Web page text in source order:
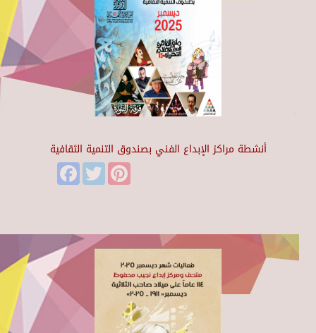
أنشطة مراكز الإبداع الفني بصندوق التنمية الثقافية
FacebookTwitter